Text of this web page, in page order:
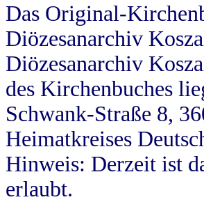
Das Original-
Diözesanarchiv
Diözesanarchiv
des Kirchenbuches
Schwank-Straße 8,
Heimatkreises
Hinweis: Derzeit ist
erlaubt.